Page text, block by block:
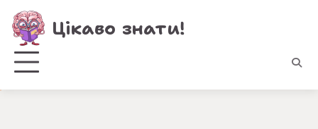
Перейти
до
вмісту
Цікаво знати!